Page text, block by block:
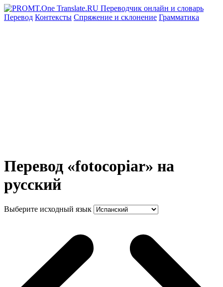
Перевод Контексты Спряжение и склонение Грамматика
Перевод «fotocopiar» на
русский
Выберите исходный язык